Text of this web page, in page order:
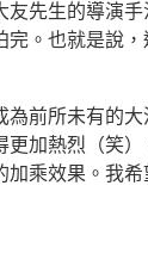
友先生的導演手
完。也就是說，
為前所未有的大
更加熱烈（笑）
加乘效果。我希